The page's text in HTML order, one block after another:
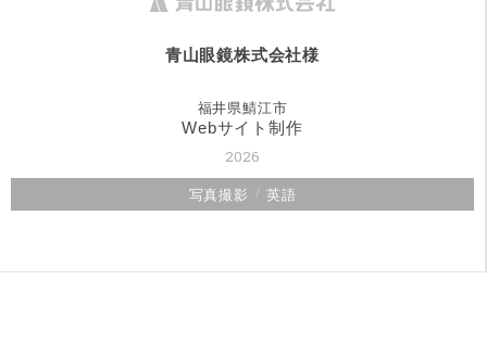
青山眼鏡株式会社様
福井県鯖江市
Webサイト制作
2026
写真撮影 英語